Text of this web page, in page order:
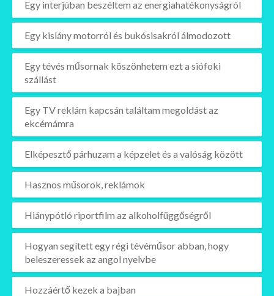
Egy interjúban beszéltem az energiahatékonyságról
Egy kislány motorról és bukósisakról álmodozott
Egy tévés műsornak köszönhetem ezt a siófoki
szállást
Egy TV reklám kapcsán találtam megoldást az
ekcémámra
Elképesztő párhuzam a képzelet és a valóság között
Hasznos műsorok, reklámok
Hiánypótló riportfilm az alkoholfüggőségről
Hogyan segített egy régi tévéműsor abban, hogy
beleszeressek az angol nyelvbe
Hozzáértő kezek a bajban